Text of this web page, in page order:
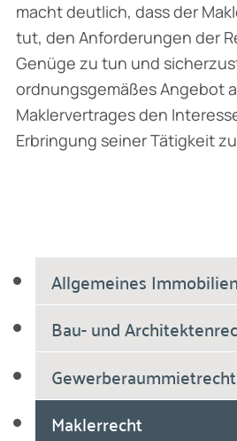
Allgemeines
Bau- und
Gewerberaummietrecht
Maklerrecht
macht deutlich, dass der
tut, den Anforderungen der
Genüge zu tun und
ordnungsgemäßes Angebot
Maklervertrages den
Erbringung seiner Tätigkeit